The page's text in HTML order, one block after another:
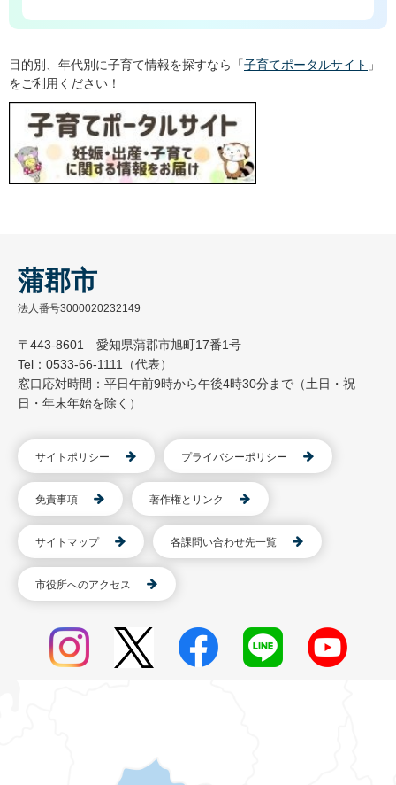
目的別、年代別に子育て情報を探すなら「子育てポータルサイト 」
をご利用ください！
蒲郡市
法人番号3000020232149
〒443-8601 愛知県蒲郡市旭町17番1号
Tel：0533-66-1111（代表）
窓口応対時間：平日午前9時から午後4時30分まで（土日・祝
日・年末年始を除く）
サイトポリシー プライバシーポリシー
免責事項 著作権とリンク
サイトマップ 各課問い合わせ先一覧
市役所へのアクセス